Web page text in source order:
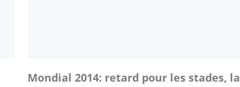
Mondial 2014: retard pour les stades, la